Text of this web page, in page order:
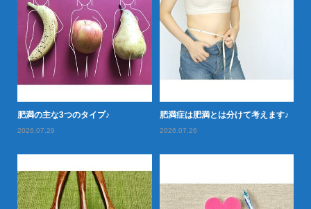
肥満の主な3つのタイプ♪
2026.07.29
肥満症は肥満とは分けて考えます♪
2026.07.26